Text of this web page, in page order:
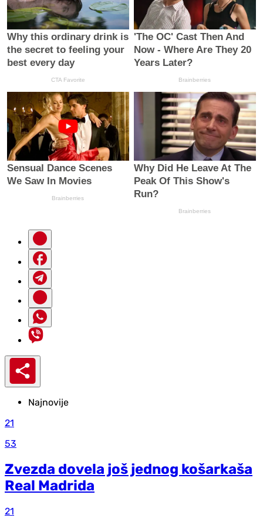
Najnovije
21
53
Zvezda dovela još jednog košarkaša
Real Madrida
21